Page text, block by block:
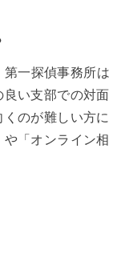
第一探偵事務所は
い支部での対面
のが難しい方に
「オンライン相